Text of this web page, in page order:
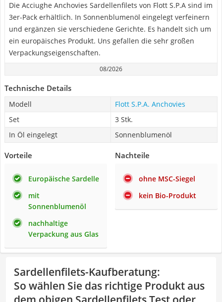
Die Acciughe Anchovies Sardellenfilets von Flott S.P.A sind im
3er-Pack erhältlich. In Sonnenblumenöl eingelegt verfeinern
und ergänzen sie verschiedene Gerichte. Es handelt sich um
ein europäisches Produkt. Uns gefallen die sehr großen
Verpackungseigenschaften.
08/2026
Technische Details
Modell
Flott S.P.A. Anchovies
Set
3 Stk.
In Öl eingelegt
Sonnenblumenöl
Vorteile
Europäische Sardelle
mit
Sonnenblumenöl
nachhaltige
Verpackung aus Glas
Nachteile
ohne MSC-Siegel
kein Bio-Produkt
Sardellenfilets-Kaufberatung:
So wählen Sie das richtige Produkt aus